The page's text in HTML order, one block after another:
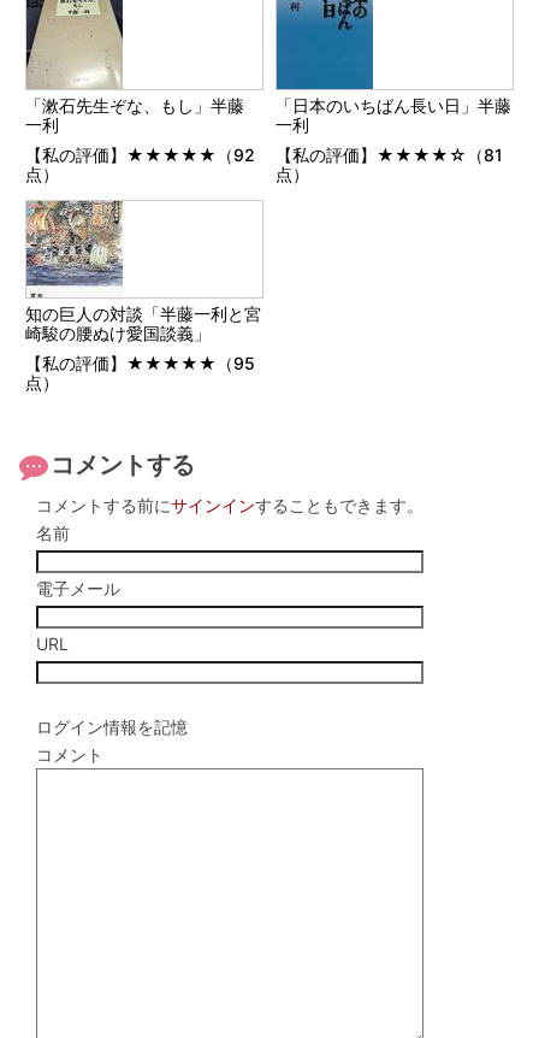
「漱石先生ぞな、もし」半藤
一利
【私の評価】★★★★★（92
点）
「日本のいちばん長い日」半藤
一利
【私の評価】★★★★☆（81
点）
知の巨人の対談「半藤一利と宮
崎駿の腰ぬけ愛国談義」
【私の評価】★★★★★（95
点）
コメントする
コメントする前にサインインすることもできます。
名前
電子メール
URL
ログイン情報を記憶
コメント